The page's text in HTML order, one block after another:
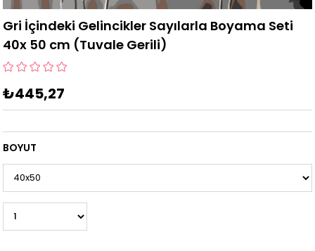
Gri İçindeki Gelincikler Sayılarla Boyama Seti
40x 50 cm (Tuvale Gerili)
₺445,27
BOYUT